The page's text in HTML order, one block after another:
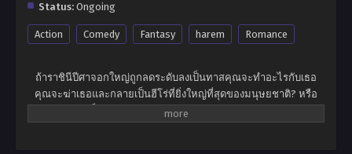
Status: Ongoing
Action Comedy Fantasy harem Romance
ถ้าราชินีปีศาจอกใหญ่ถูกลดระดับลงเป็นทาสคุณจะทำอะไรกับเธอ
คุณจะฆ่าเธอและกลายเป็นฮีโร่ที่ยิ่งใหญ่ที่สุดของมนุษยชาติ? หรือ
คุณจะให้เธอเป็นทาสและเพลิดเพลินไปกับความสุขในระดับสูงสุดใน